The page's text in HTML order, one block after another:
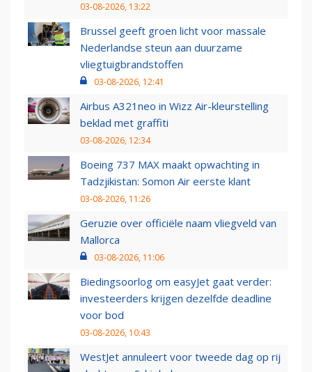
03-08-2026, 13:22
Brussel geeft groen licht voor massale
Nederlandse steun aan duurzame
vliegtuigbrandstoffen
03-08-2026, 12:41
Airbus A321neo in Wizz Air-kleurstelling
beklad met graffiti
03-08-2026, 12:34
Boeing 737 MAX maakt opwachting in
Tadzjikistan: Somon Air eerste klant
03-08-2026, 11:26
Geruzie over officiële naam vliegveld van
Mallorca
03-08-2026, 11:06
Biedingsoorlog om easyJet gaat verder:
investeerders krijgen dezelfde deadline
voor bod
03-08-2026, 10:43
WestJet annuleert voor tweede dag op rij